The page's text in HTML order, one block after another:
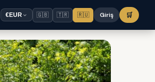
€EUR 🇬🇧 🇹🇷 🇷🇺 Giriş 🛒